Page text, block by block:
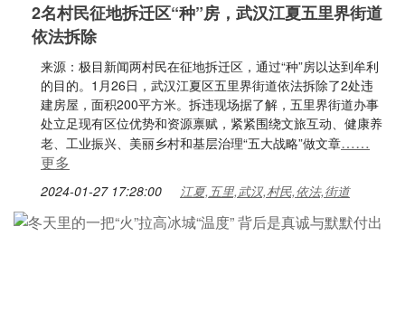
2名村民征地拆迁区“种”房，武汉江夏五里界街道
依法拆除
来源：极目新闻两村民在征地拆迁区，通过“种”房以达到牟利
的目的。1月26日，武汉江夏区五里界街道依法拆除了2处违
建房屋，面积200平方米。拆违现场据了解，五里界街道办事
处立足现有区位优势和资源禀赋，紧紧围绕文旅互动、健康养
老、工业振兴、美丽乡村和基层治理“五大战略”做文章……
更多
2024-01-27 17:28:00 江夏,五里,武汉,村民,依法,街道